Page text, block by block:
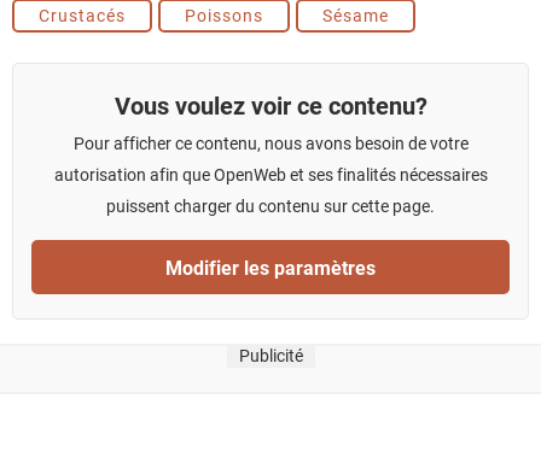
Crustacés Poissons Sésame
Vous voulez voir ce contenu?
Pour afficher ce contenu, nous avons besoin de votre
autorisation afin que OpenWeb et ses finalités nécessaires
puissent charger du contenu sur cette page.
Modifier les paramètres
Publicité